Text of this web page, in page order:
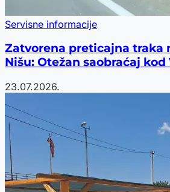
Servisne informacije
Zatvorena preticajna traka
Nišu: Otežan saobraćaj
23.07.2026.